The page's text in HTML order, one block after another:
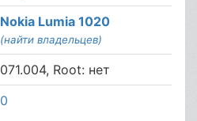
Nokia Lumia 1020
(найти владельцев)
071.004, Root: нет
0